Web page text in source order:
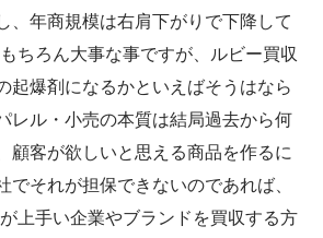
、年商規模は右肩下がりで下降して
ちろん大事な事ですが、ルビー買収
起爆剤になるかといえばそうはなら
レル・小売の本質は結局過去から何
顧客が欲しいと思える商品を作るに
でそれが担保できないのであれば、
上手い企業やブランドを買収する方